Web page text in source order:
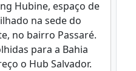
Hubine, espaço de
na sede do
no bairro Passaré.
para a Bahia
o Hub Salvador.